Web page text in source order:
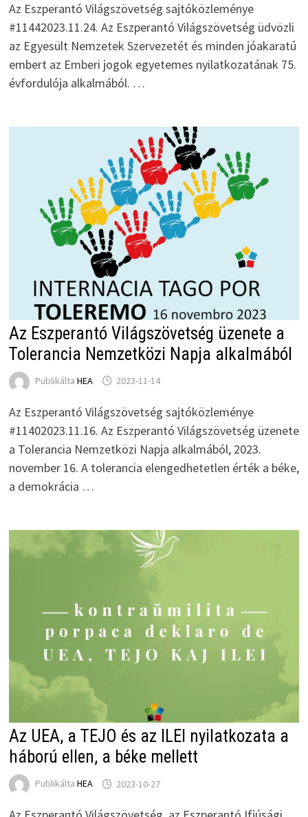
Az Eszperantó Világszövetség sajtóközleménye
#11442023.11.24. Az Eszperantó Világszövetség üdvözli
az Egyesült Nemzetek Szervezetét és minden jóakaratú
embert az Emberi jogok egyetemes nyilatkozatának 75.
évfordulója alkalmából. …
Az Eszperantó Világszövetség üzenete a
Tolerancia Nemzetközi Napja alkalmából
Publikálta HEA 2023-11-14
Az Eszperantó Világszövetség sajtóközleménye
#11402023.11.16. Az Eszperantó Világszövetség üzenete
a Tolerancia Nemzetközi Napja alkalmából, 2023.
november 16. A tolerancia elengedhetetlen érték a béke,
a demokrácia …
Az UEA, a TEJO és az ILEI nyilatkozata a
háború ellen, a béke mellett
Publikálta HEA 2023-10-27